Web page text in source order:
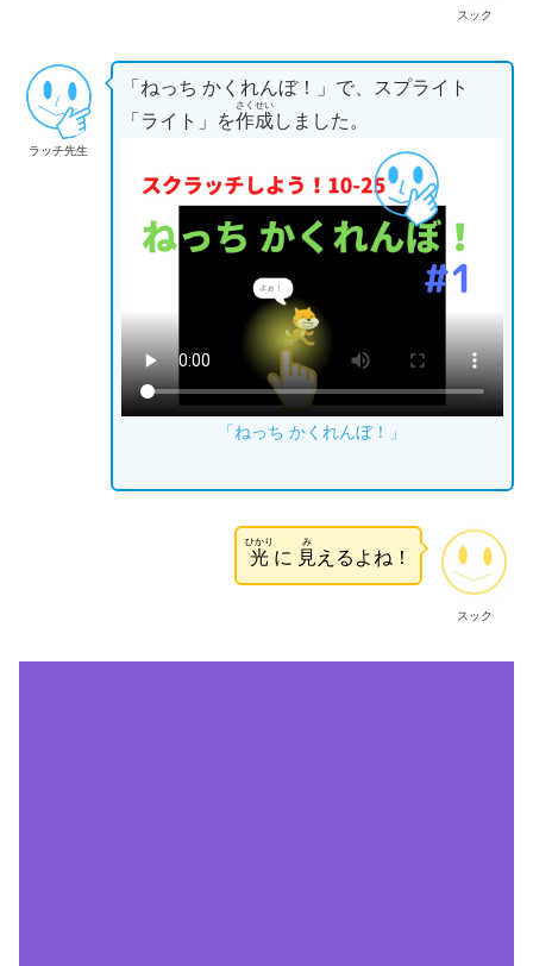
スック
ラッチ先生
「ねっち かくれんぼ！」で、スプライト
「ライト」を作成
さくせい
しました。
「ねっち かくれんぼ！」
スック
光
ひかり
に 見
み
えるよね！